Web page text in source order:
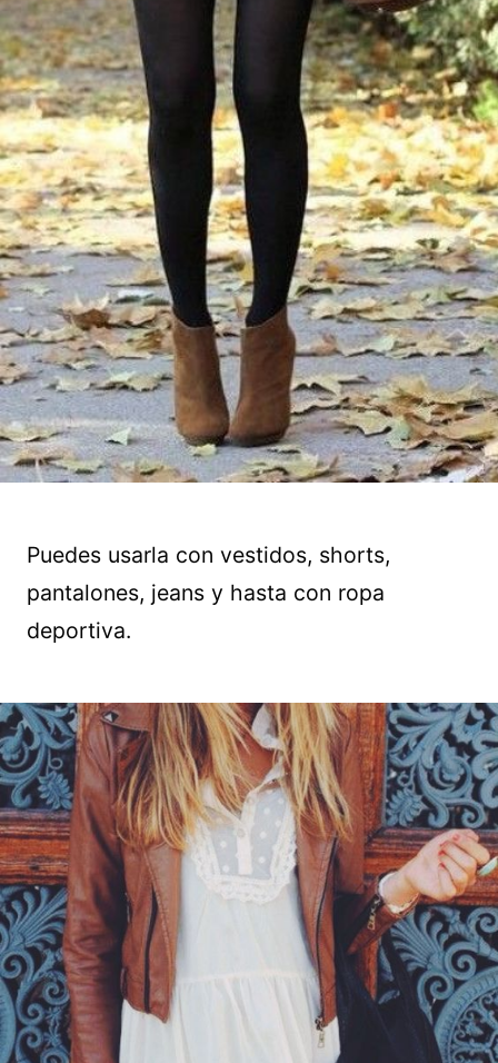
Puedes usarla con vestidos, shorts,
pantalones, jeans y hasta con ropa
deportiva.